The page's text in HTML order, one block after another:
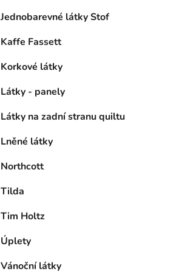
Jednobarevné látky Stof
Kaffe Fassett
Korkové látky
Látky - panely
Látky na zadní stranu quiltu
Lněné látky
Northcott
Tilda
Tim Holtz
Úplety
Vánoční látky